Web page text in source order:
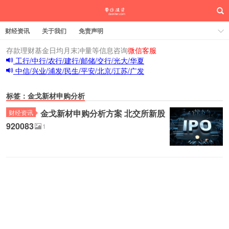
财经资讯 关于我们 免责声明
存款理财基金日均月末冲量等信息咨询微信客服
工行/中行/农行/建行/邮储/交行/光大/华夏
中信/兴业/浦发/民生/平安/北京/江苏/广发
标签：金戈新材申购分析
财经资讯
金戈新材申购分析方案 北交所新股
920083
1